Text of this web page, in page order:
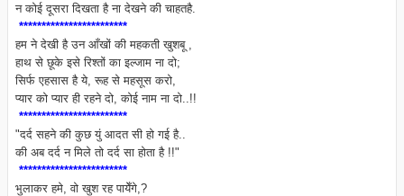
न कोई दूसरा दिखता है ना देखने की चाहतहै.
************************
हम ने देखी है उन आँखों की महकती खुशबू ,
हाथ से छूके इसे रिश्तों का इल्जाम ना दो;
सिर्फ एहसास है ये, रूह से महसूस करो,
प्यार को प्यार ही रहने दो, कोई नाम ना दो..!!
************************
"दर्द सहने की कुछ युं आदत सी हो गई है..
की अब दर्द न मिले तो दर्द सा होता है !!"
************************
भुलाकर हमे, वो खुश रह पायेँगे,?